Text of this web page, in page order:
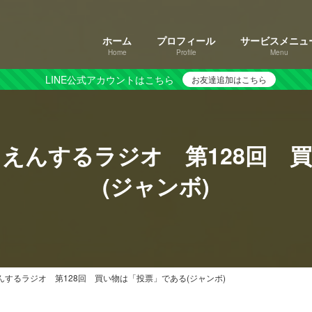
ホーム
Home
プロフィール
Profile
サービスメニュ
Menu
LINE公式アカウントはこちら お友達追加はこちら
んするラジオ 第128回 買
(ジャンボ)
するラジオ 第128回 買い物は「投票」である(ジャンボ)